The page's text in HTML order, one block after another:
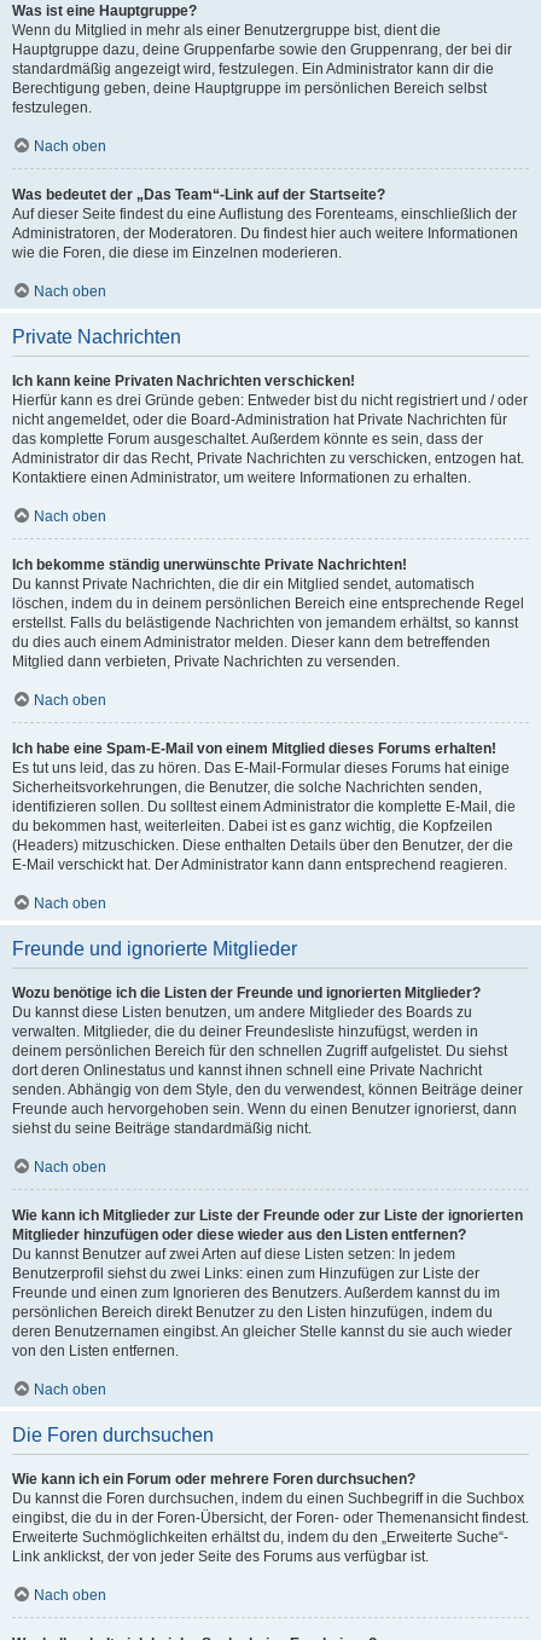
Was ist eine Hauptgruppe?
Wenn du Mitglied in mehr als einer Benutzergruppe bist, dient die
Hauptgruppe dazu, deine Gruppenfarbe sowie den Gruppenrang, der bei dir
standardmäßig angezeigt wird, festzulegen. Ein Administrator kann dir die
Berechtigung geben, deine Hauptgruppe im persönlichen Bereich selbst
festzulegen.
Nach oben
Was bedeutet der „Das Team“-Link auf der Startseite?
Auf dieser Seite findest du eine Auflistung des Forenteams, einschließlich der
Administratoren, der Moderatoren. Du findest hier auch weitere Informationen
wie die Foren, die diese im Einzelnen moderieren.
Nach oben
Private Nachrichten
Ich kann keine Privaten Nachrichten verschicken!
Hierfür kann es drei Gründe geben: Entweder bist du nicht registriert und / oder
nicht angemeldet, oder die Board-Administration hat Private Nachrichten für
das komplette Forum ausgeschaltet. Außerdem könnte es sein, dass der
Administrator dir das Recht, Private Nachrichten zu verschicken, entzogen hat.
Kontaktiere einen Administrator, um weitere Informationen zu erhalten.
Nach oben
Ich bekomme ständig unerwünschte Private Nachrichten!
Du kannst Private Nachrichten, die dir ein Mitglied sendet, automatisch
löschen, indem du in deinem persönlichen Bereich eine entsprechende Regel
erstellst. Falls du belästigende Nachrichten von jemandem erhältst, so kannst
du dies auch einem Administrator melden. Dieser kann dem betreffenden
Mitglied dann verbieten, Private Nachrichten zu versenden.
Nach oben
Ich habe eine Spam-E-Mail von einem Mitglied dieses Forums erhalten!
Es tut uns leid, das zu hören. Das E-Mail-Formular dieses Forums hat einige
Sicherheitsvorkehrungen, die Benutzer, die solche Nachrichten senden,
identifizieren sollen. Du solltest einem Administrator die komplette E-Mail, die
du bekommen hast, weiterleiten. Dabei ist es ganz wichtig, die Kopfzeilen
(Headers) mitzuschicken. Diese enthalten Details über den Benutzer, der die
E-Mail verschickt hat. Der Administrator kann dann entsprechend reagieren.
Nach oben
Freunde und ignorierte Mitglieder
Wozu benötige ich die Listen der Freunde und ignorierten Mitglieder?
Du kannst diese Listen benutzen, um andere Mitglieder des Boards zu
verwalten. Mitglieder, die du deiner Freundesliste hinzufügst, werden in
deinem persönlichen Bereich für den schnellen Zugriff aufgelistet. Du siehst
dort deren Onlinestatus und kannst ihnen schnell eine Private Nachricht
senden. Abhängig von dem Style, den du verwendest, können Beiträge deiner
Freunde auch hervorgehoben sein. Wenn du einen Benutzer ignorierst, dann
siehst du seine Beiträge standardmäßig nicht.
Nach oben
Wie kann ich Mitglieder zur Liste der Freunde oder zur Liste der ignorierten
Mitglieder hinzufügen oder diese wieder aus den Listen entfernen?
Du kannst Benutzer auf zwei Arten auf diese Listen setzen: In jedem
Benutzerprofil siehst du zwei Links: einen zum Hinzufügen zur Liste der
Freunde und einen zum Ignorieren des Benutzers. Außerdem kannst du im
persönlichen Bereich direkt Benutzer zu den Listen hinzufügen, indem du
deren Benutzernamen eingibst. An gleicher Stelle kannst du sie auch wieder
von den Listen entfernen.
Nach oben
Die Foren durchsuchen
Wie kann ich ein Forum oder mehrere Foren durchsuchen?
Du kannst die Foren durchsuchen, indem du einen Suchbegriff in die Suchbox
eingibst, die du in der Foren-Übersicht, der Foren- oder Themenansicht findest.
Erweiterte Suchmöglichkeiten erhältst du, indem du den „Erweiterte Suche“-
Link anklickst, der von jeder Seite des Forums aus verfügbar ist.
Nach oben